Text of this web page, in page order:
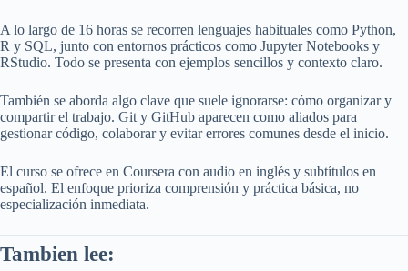
A lo largo de 16 horas se recorren lenguajes habituales como Python,
R y SQL, junto con entornos prácticos como Jupyter Notebooks y
RStudio. Todo se presenta con ejemplos sencillos y contexto claro.
También se aborda algo clave que suele ignorarse: cómo organizar y
compartir el trabajo. Git y GitHub aparecen como aliados para
gestionar código, colaborar y evitar errores comunes desde el inicio.
El curso se ofrece en Coursera con audio en inglés y subtítulos en
español. El enfoque prioriza comprensión y práctica básica, no
especialización inmediata.
Tambien lee: